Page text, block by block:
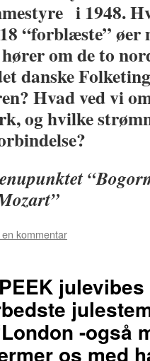
i 1948.
“forblæste” øer
om de to
danske
Hvad ved vi
og hvilke
kommentar
-også
os med